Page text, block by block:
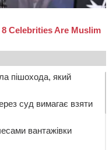
пішохода, який
суд вимагає взяти
вантажівки